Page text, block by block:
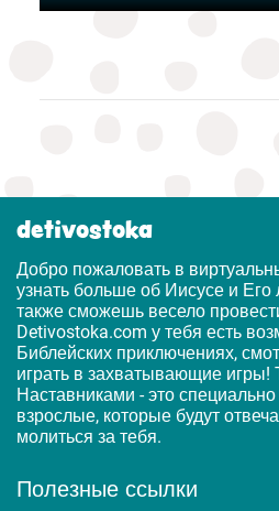
detivostoka
Добро пожаловать в
узнать больше об Иисусе и
также сможешь весело
Detivostoka.com у тебя есть
Библейских приключениях,
играть в захватывающие
Наставниками - это
взрослые, которые будут
молиться за тебя.
Полезные ссылки